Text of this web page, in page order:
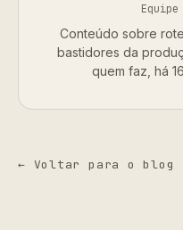
Conteúdo sobre
bastidores da
quem faz, há
← Voltar para o blog